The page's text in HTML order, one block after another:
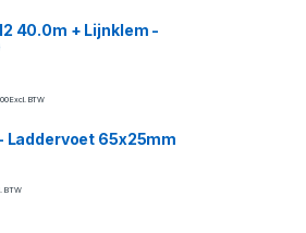
40.0m + Lijnklem -
Excl. BTW
Laddervoet 65x25mm
BTW